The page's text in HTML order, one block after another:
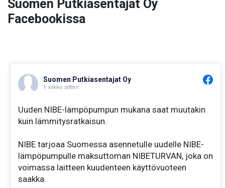
Suomen Putkiasentajat Oy
Facebookissa
Suomen Putkiasentajat Oy
1 viikko sitten
Uuden NIBE-lämpöpumpun mukana saat muutakin
kuin lämmitysratkaisun.
NIBE tarjoaa Suomessa asennetulle uudelle NIBE-
lämpöpumpulle maksuttoman NIBETURVAN, joka on
voimassa laitteen kuudenteen käyttövuoteen
saakka.